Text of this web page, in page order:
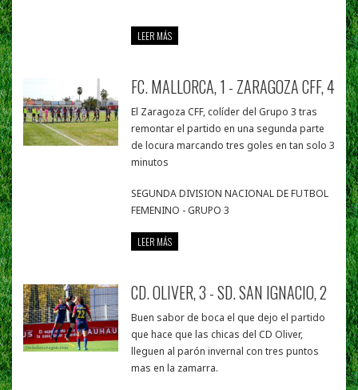
LEER MÁS
FC. MALLORCA, 1 - ZARAGOZA CFF, 4
El Zaragoza CFF, colíder del Grupo 3 tras
remontar el partido en una segunda parte
de locura marcando tres goles en tan solo 3
minutos
SEGUNDA DIVISION NACIONAL DE FUTBOL
FEMENINO - GRUPO 3
LEER MÁS
CD. OLIVER, 3 - SD. SAN IGNACIO, 2
Buen sabor de boca el que dejo el partido
que hace que las chicas del CD Oliver,
lleguen al parón invernal con tres puntos
mas en la zamarra.